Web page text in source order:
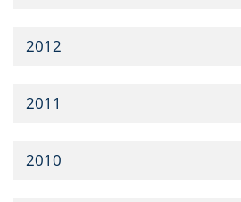
2012
2011
2010